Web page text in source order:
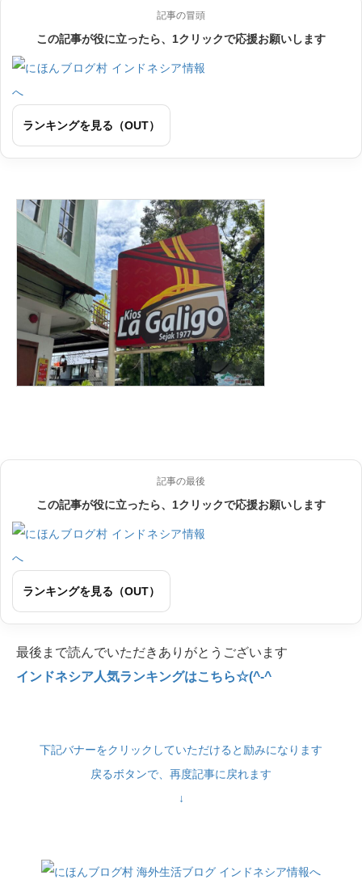
記事の冒頭
この記事が役に立ったら、1クリックで応援お願いします
ランキングを見る（OUT）
記事の最後
この記事が役に立ったら、1クリックで応援お願いします
ランキングを見る（OUT）
最後まで読んでいただきありがとうございます
インドネシア人気ランキングはこちら☆(^-^
下記バナーをクリックしていただけると励みになります
戻るボタンで、再度記事に戻れます
↓